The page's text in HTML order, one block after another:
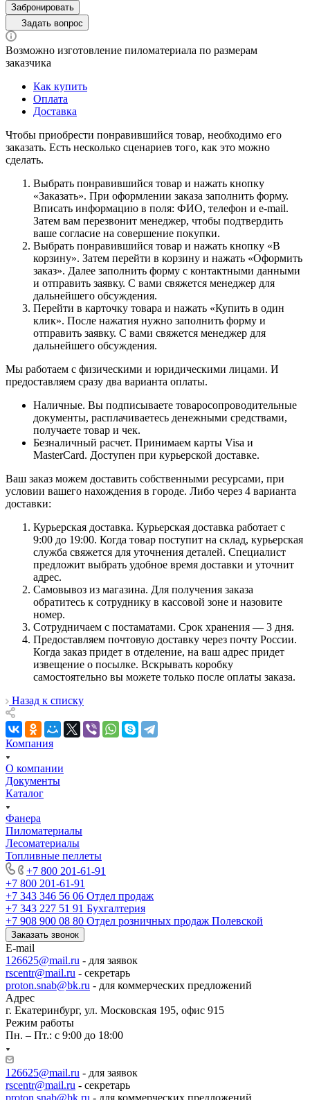
Забронировать
Задать вопрос
Возможно изготовление пиломатериала по размерам
заказчика
Как купить
Оплата
Доставка
Чтобы приобрести понравившийся товар, необходимо его
заказать. Есть несколько сценариев того, как это можно
сделать.
Выбрать понравившийся товар и нажать кнопку
«Заказать». При оформлении заказа заполнить форму.
Вписать информацию в поля: ФИО, телефон и e-mail.
Затем вам перезвонит менеджер, чтобы подтвердить
ваше согласие на совершение покупки.
Выбрать понравившийся товар и нажать кнопку «В
корзину». Затем перейти в корзину и нажать «Оформить
заказ». Далее заполнить форму с контактными данными
и отправить заявку. С вами свяжется менеджер для
дальнейшего обсуждения.
Перейти в карточку товара и нажать «Купить в один
клик». После нажатия нужно заполнить форму и
отправить заявку. С вами свяжется менеджер для
дальнейшего обсуждения.
Мы работаем с физическими и юридическими лицами. И
предоставляем сразу два варианта оплаты.
Наличные. Вы подписываете товаросопроводительные
документы, расплачиваетесь денежными средствами,
получаете товар и чек.
Безналичный расчет. Принимаем карты Visa и
MasterCard. Доступен при курьерской доставке.
Ваш заказ можем доставить собственными ресурсами, при
условии вашего нахождения в городе. Либо через 4 варианта
доставки:
Курьерская доставка. Курьерская доставка работает с
9:00 до 19:00. Когда товар поступит на склад, курьерская
служба свяжется для уточнения деталей. Специалист
предложит выбрать удобное время доставки и уточнит
адрес.
Самовывоз из магазина. Для получения заказа
обратитесь к сотруднику в кассовой зоне и назовите
номер.
Сотрудничаем с постаматами. Срок хранения — 3 дня.
Предоставляем почтовую доставку через почту России.
Когда заказ придет в отделение, на ваш адрес придет
извещение о посылке. Вскрывать коробку
самостоятельно вы можете только после оплаты заказа.
Назад к списку
Компания
О компании
Документы
Каталог
Фанера
Пиломатериалы
Лесоматериалы
Топливные пеллеты
+7 800 201-61-91
+7 800 201-61-91
+7 343 346 56 06 Отдел продаж
+7 343 227 51 91 Бухгалтерия
+7 908 900 08 80 Отдел розничных продаж Полевской
Заказать звонок
E-mail
126625@mail.ru - для заявок
rscentr@mail.ru - секретарь
proton.snab@bk.ru - для коммерческих предложений
Адрес
г. Екатеринбург, ул. Московская 195, офис 915
Режим работы
Пн. – Пт.: с 9:00 до 18:00
126625@mail.ru - для заявок
rscentr@mail.ru - секретарь
proton.snab@bk.ru - для коммерческих предложений